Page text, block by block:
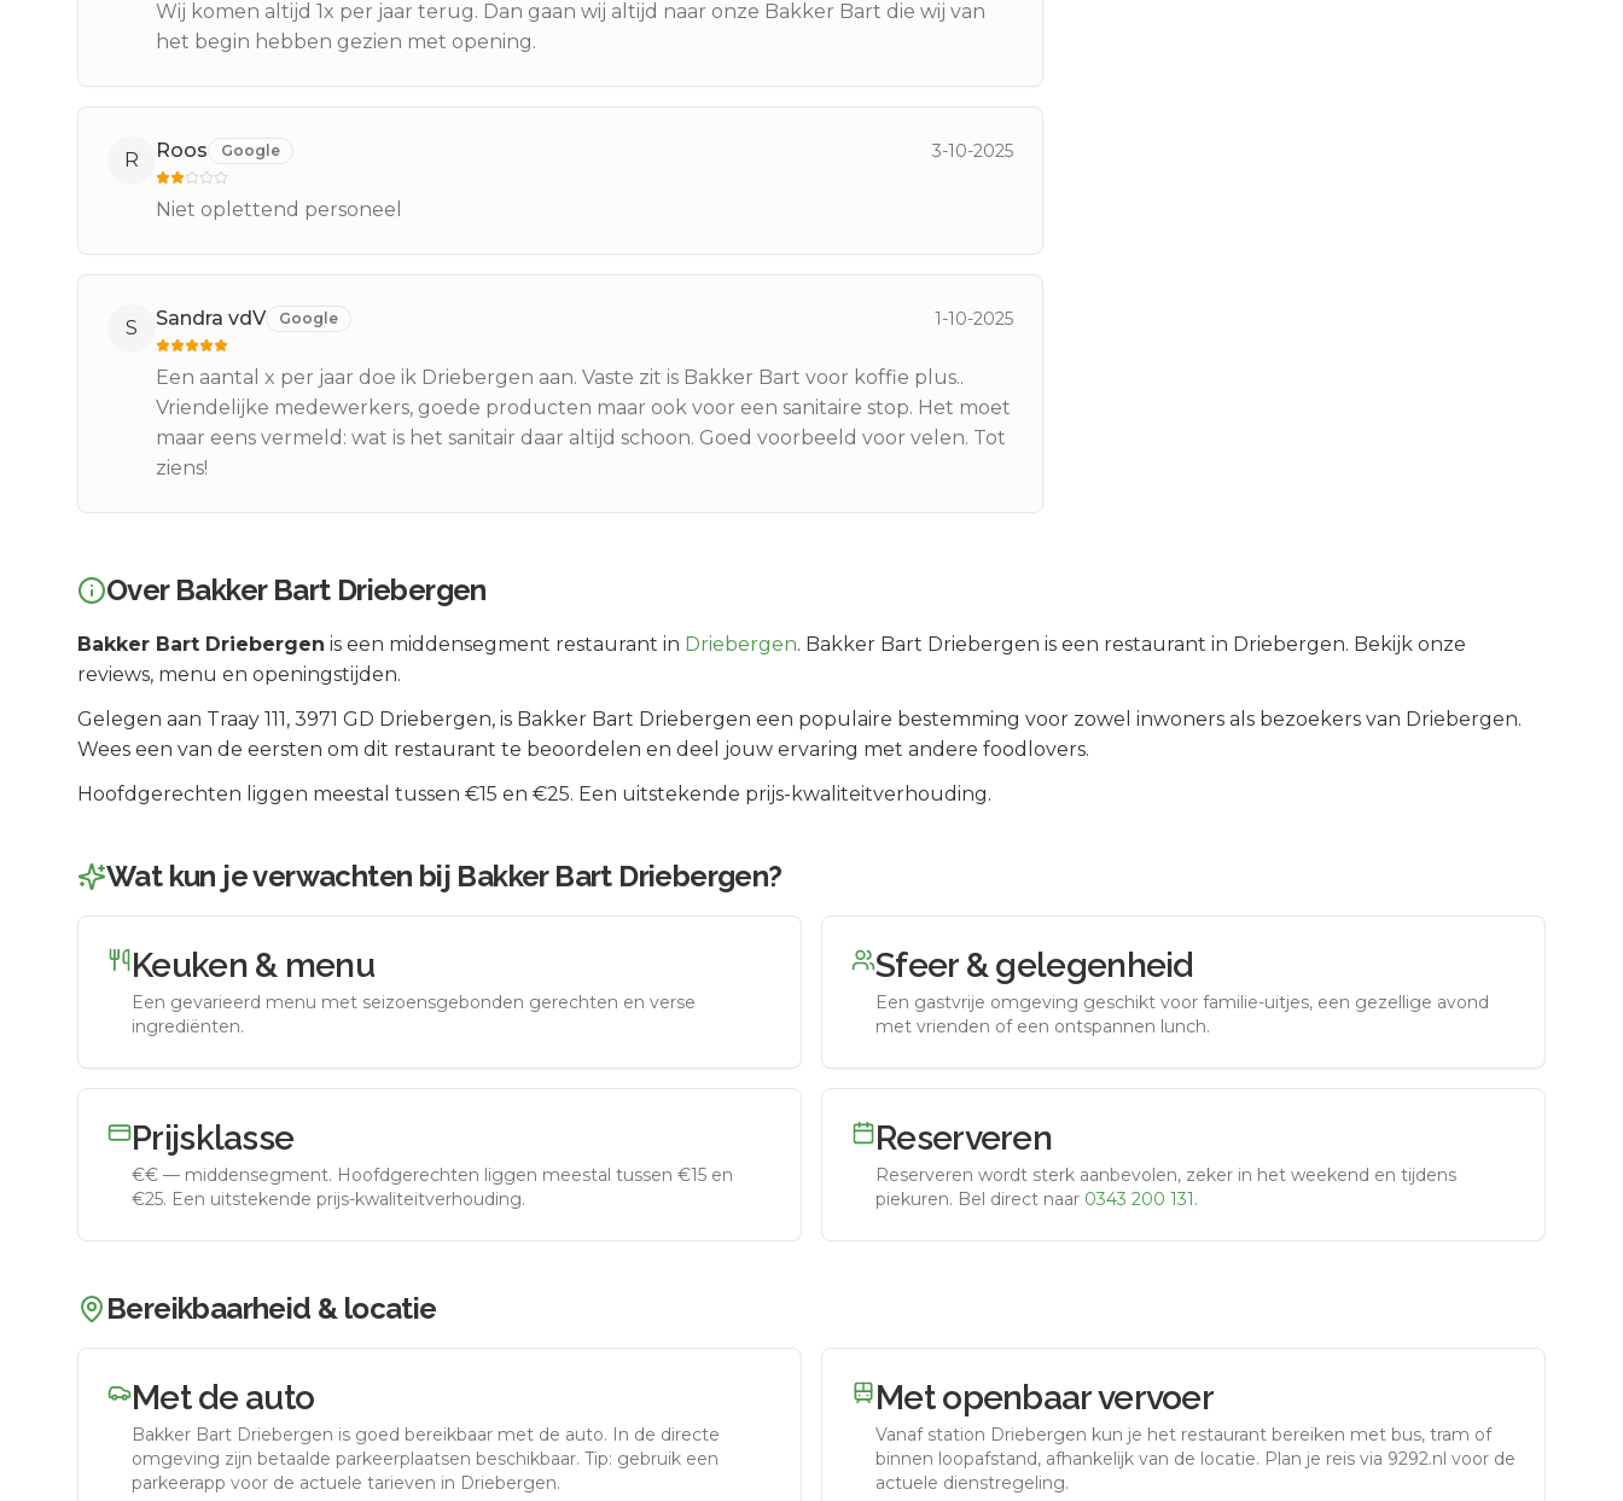
Wij komen altijd 1x per jaar terug. Dan gaan wij altijd naar onze Bakker Bart die wij van
het begin hebben gezien met opening.
R Roos Google 3-10-2025
Niet oplettend personeel
S Sandra vdV Google 1-10-2025
Een aantal x per jaar doe ik Driebergen aan. Vaste zit is Bakker Bart voor koffie plus..
Vriendelijke medewerkers, goede producten maar ook voor een sanitaire stop. Het moet
maar eens vermeld: wat is het sanitair daar altijd schoon. Goed voorbeeld voor velen. Tot
ziens!
Over Bakker Bart Driebergen
Bakker Bart Driebergen is een middensegment restaurant in Driebergen. Bakker Bart Driebergen is een restaurant in Driebergen. Bekijk onze
reviews, menu en openingstijden.
Gelegen aan Traay 111, 3971 GD Driebergen, is Bakker Bart Driebergen een populaire bestemming voor zowel inwoners als bezoekers van Driebergen.
Wees een van de eersten om dit restaurant te beoordelen en deel jouw ervaring met andere foodlovers.
Hoofdgerechten liggen meestal tussen €15 en €25. Een uitstekende prijs-kwaliteitverhouding.
Wat kun je verwachten bij Bakker Bart Driebergen?
Keuken & menu
Een gevarieerd menu met seizoensgebonden gerechten en verse
ingrediënten.
Sfeer & gelegenheid
Een gastvrije omgeving geschikt voor familie-uitjes, een gezellige avond
met vrienden of een ontspannen lunch.
Prijsklasse
€€ — middensegment. Hoofdgerechten liggen meestal tussen €15 en
€25. Een uitstekende prijs-kwaliteitverhouding.
Reserveren
Reserveren wordt sterk aanbevolen, zeker in het weekend en tijdens
piekuren. Bel direct naar 0343 200 131.
Bereikbaarheid & locatie
Met de auto
Bakker Bart Driebergen is goed bereikbaar met de auto. In de directe
omgeving zijn betaalde parkeerplaatsen beschikbaar. Tip: gebruik een
parkeerapp voor de actuele tarieven in Driebergen.
Met openbaar vervoer
Vanaf station Driebergen kun je het restaurant bereiken met bus, tram of
binnen loopafstand, afhankelijk van de locatie. Plan je reis via 9292.nl voor de
actuele dienstregeling.